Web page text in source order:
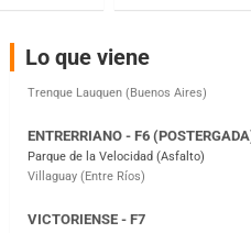
Lo que viene
Parque de la Velocidad (Asfalto)
El Cerro (Tierra)
Victoria (Entre Ríos)
Moto Club Reginense (Tierra)